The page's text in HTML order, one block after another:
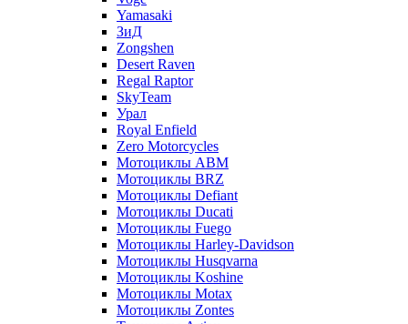
Yamasaki
ЗиД
Zongshen
Desert Raven
Regal Raptor
SkyTeam
Урал
Royal Enfield
Zero Motorcycles
Мотоциклы ABM
Мотоциклы BRZ
Мотоциклы Defiant
Мотоциклы Ducati
Мотоциклы Fuego
Мотоциклы Harley-Davidson
Мотоциклы Husqvarna
Мотоциклы Koshine
Мотоциклы Motax
Мотоциклы Zontes